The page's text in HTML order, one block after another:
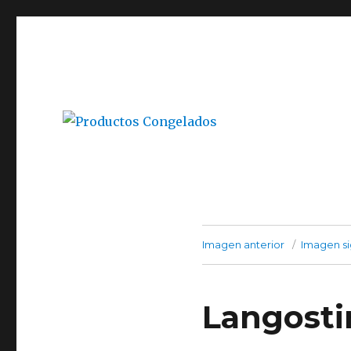
Imagen anterior Imagen